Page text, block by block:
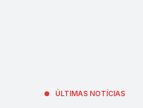
ÚLTIMAS NOTÍCIAS